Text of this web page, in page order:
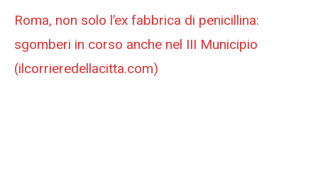
Roma, non solo l’ex fabbrica di penicillina:
sgomberi in corso anche nel III Municipio
(ilcorrieredellacitta.com)